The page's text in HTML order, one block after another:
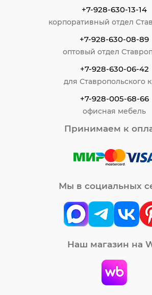
+7-928-630-13-14
корпоративный отдел
+7-928-630-08-89
оптовый отдел
+7-928-630-06-42
для Ставропольского
+7-928-005-68-66
офисная мебель
Принимаем к
Мы в социальных
Наш магазин на